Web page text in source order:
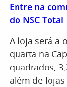
Entre na
do NSC Total
A loja será a
quarta na
quadrados,
além de